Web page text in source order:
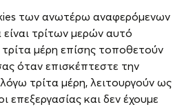
των ανωτέρω αναφερόμενων
τρίτων μερών αυτό
τρίτα μέρη επίσης τοποθετούν
όταν επισκέπτεστε την
τρίτα μέρη, λειτουργούν ως
επεξεργασίας και δεν έχουμε